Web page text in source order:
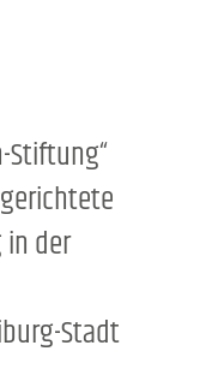
Stiftung“
der
Stadt